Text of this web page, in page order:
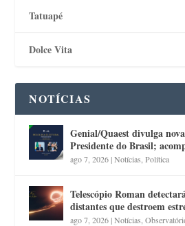
Tatuapé
Dolce Vita
NOTÍCIAS
Genial/Quaest divulga
Presidente do Brasil;
ago 7, 2026|Notícias ,Política
Telescópio Roman
distantes que destroem
ago 7, 2026|Notícias ,